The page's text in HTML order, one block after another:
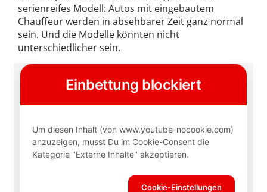
serienreifes Modell: Autos mit eingebautem
Chauffeur werden in absehbarer Zeit ganz normal
sein. Und die Modelle könnten nicht
unterschiedlicher sein.